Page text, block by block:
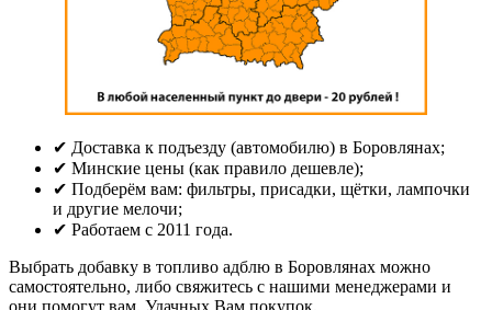
✔ Доставка к подъезду (автомобилю) в Боровлянах;
✔ Минские цены (как правило дешевле);
✔ Подберём вам: фильтры, присадки, щётки, лампочки
и другие мелочи;
✔ Работаем с 2011 года.
Выбрать добавку в топливо адблю в Боровлянах можно
самостоятельно, либо свяжитесь с нашими менеджерами и
они помогут вам. Удачных Вам покупок.